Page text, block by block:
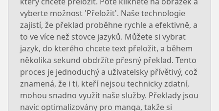
vyberte možnost 'Přeložit'. Naše technologie
zajistí, že překlad proběhne rychle a efektivně, a
to ve více než stovce jazyků. Můžete si vybrat
jazyk, do kterého chcete text přeložit, a během
několika sekund obdržíte přesný překlad. Tento
proces je jednoduchý a uživatelsky přívětivý, což
znamená, že i ti, kteří nejsou technicky zdatní,
mohou snadno využít naše služby. Překlady jsou
navíc optimalizovány pro manga, takže si